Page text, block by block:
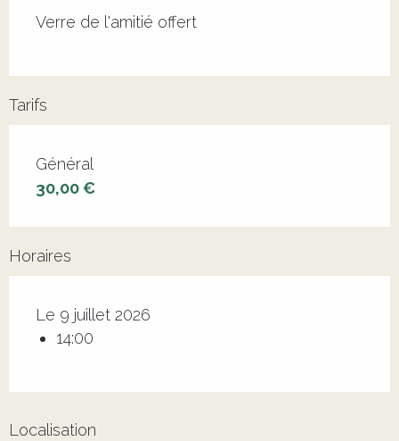
Verre de l'amitié offert
Tarifs
Tarifs 2026
Général
30,00 €
Horaires
Le 9 juillet 2026
14:00
Localisation